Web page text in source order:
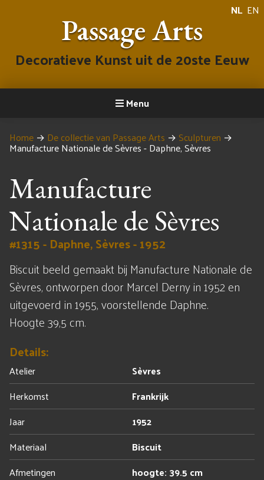
NL EN
Passage Arts
Decoratieve Kunst uit de 20ste Eeuw
Menu
Home → De collectie van Passage Arts → Sculpturen →
Manufacture Nationale de Sèvres - Daphne, Sèvres
Manufacture
Nationale de Sèvres
#1315 - Daphne, Sèvres - 1952
Biscuit beeld gemaakt bij Manufacture Nationale de
Sèvres, ontworpen door Marcel Derny in 1952 en
uitgevoerd in 1955, voorstellende Daphne.
Hoogte 39,5 cm.
Details:
Atelier
Sèvres
Herkomst
Frankrijk
Jaar
1952
Materiaal
Biscuit
Afmetingen
hoogte: 39.5 cm